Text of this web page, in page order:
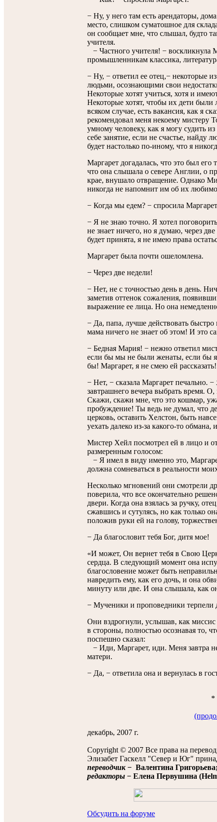
− Ну, у него там есть арендаторы,
место, слишком суматошное для
он сообщает мне, что слышал, будто
учителя.
− Частного учителя! − воскликнула
промышленникам классика,
− Ну, − ответил ее отец,− некоторые
людьми, осознающими свои
Некоторые хотят учиться, хотя и
Некоторые хотят, чтобы их дети
всяком случае, есть вакансия, как я
рекомендовал меня некоему мистеру
умному человеку, как я могу судить
себе занятие, если не счастье, найду
будет настолько по-иному, что я
Маргарет догадалась, что это был
что она слышала о севере Англии, о
крае, внушало отвращение. Однако
никогда не напомнит им об их
− Когда мы едем? − спросила
− Я не знаю точно. Я хотел
не знает ничего, но я думаю, через
будет принята, я не имею права
Маргарет была почти ошеломлена.
− Через две недели!
− Нет, не с точностью день в день.
заметив оттенок сожаления,
выражение ее лица. Но она
− Да, папа, лучше действовать
мама ничего не знает об этом! И это
− Бедная Мария! − нежно ответил
если бы мы не были женаты, если бы
бы! Маргарет, я не смею ей рассказать!
− Нет, − сказала Маргарет печально.
завтрашнего вечера выбрать время.
Скажи, скажи мне, что это кошмар,
пробуждение! Ты ведь не думал, что
церковь, оставить Хелстон, быть
уехать далеко из-за какого-то
Мистер Хейл посмотрел ей в лицо и
размеренным голосом:
− Я имел в виду именно это,
должна сомневаться в реальности
Несколько мгновений они смотрели
поверила, что все окончательно
двери. Когда она взялась за ручку,
сжавшись и сутулясь, но как только
положив руки ей на голову,
− Да благословит тебя Бог, дитя мое!
«И может, Он вернет тебя в Свою
сердца. В следующий момент она
благословение может быть
навредить ему, как его дочь, и она
минуту или две. И она слышала, как
− Мученики и проповедники терпели
Они вздрогнули, услышав, как
в стороны, полностью осознавая то,
поспешно сказал:
− Иди, Маргарет, иди. Меня завтра
матери.
− Да, − ответила она и вернулась в
*
декабрь, 2007 г.
Copyright © 2007 Все права на
Элизабет Гаскелл "Север и Юг"
переводчик− Валентина
редакторы − Елена Первушина
Обсудить на форуме